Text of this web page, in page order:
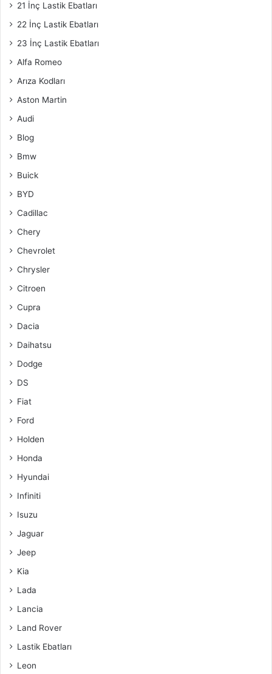
21 İnç Lastik Ebatları
22 İnç Lastik Ebatları
23 İnç Lastik Ebatları
Alfa Romeo
Arıza Kodları
Aston Martin
Audi
Blog
Bmw
Buick
BYD
Cadillac
Chery
Chevrolet
Chrysler
Citroen
Cupra
Dacia
Daihatsu
Dodge
DS
Fiat
Ford
Holden
Honda
Hyundai
Infiniti
Isuzu
Jaguar
Jeep
Kia
Lada
Lancia
Land Rover
Lastik Ebatları
Leon